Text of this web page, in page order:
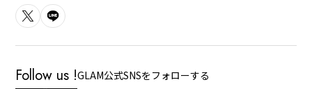
Follow us !GLAM公式SNSをフォローする